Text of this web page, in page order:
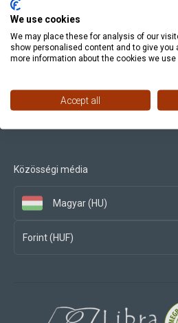
Elérhetőségeink
Vásárlási feltételek
Közösségi média
Magyar (HU)
Forint (HUF)
We use cookies
We may place these for analysis of our
show personalised content and to give you
more information about the cookies we use
Accept all